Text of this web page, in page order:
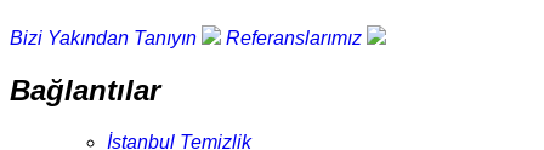
Bizi Yakından Tanıyın Referanslarımız
Bağlantılar
İstanbul Temizlik